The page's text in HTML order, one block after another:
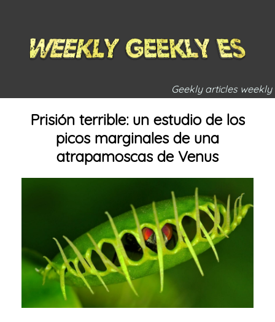
Geekly articles weekly
Prisión terrible: un estudio de los
picos marginales de una
atrapamoscas de Venus